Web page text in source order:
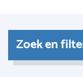
Zoek en